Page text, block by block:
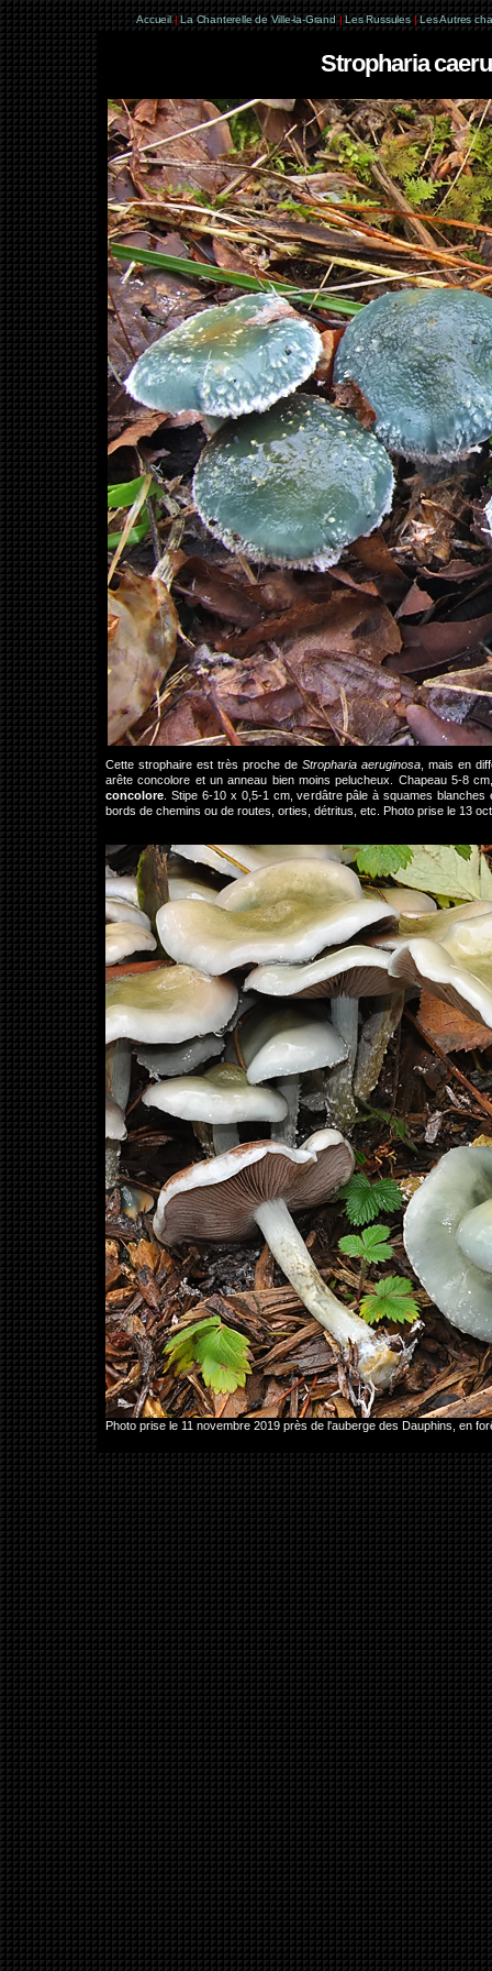
Accueil | La Chanterelle de Ville-la-Grand | Les Russules | Les Autres
Stropharia
Cette strophaire est très proche deStropharia aeruginosa , mais en
arête concolore et un anneau bien moins pelucheux. Chapeau 5-8
concolore . Stipe 6-10 x 0,5-1 cm, verdâtre pâle à squames
bords de chemins ou de routes, orties, détritus, etc. Photo prise le 13
Photo prise le 11 novembre 2019 près de l'auberge des Dauphins, en